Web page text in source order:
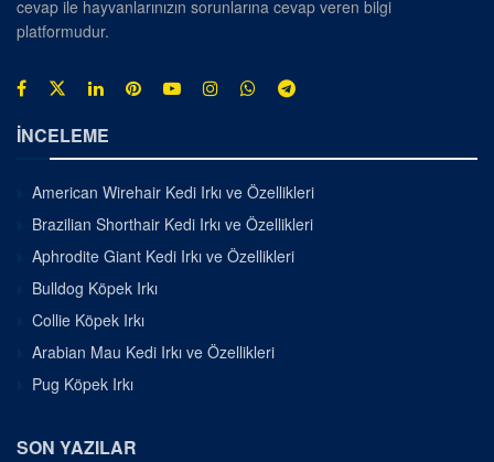
cevap ile hayvanlarınızın sorunlarına cevap veren bilgi
platformudur.
İNCELEME
American Wirehair Kedi Irkı ve Özellikleri
Brazilian Shorthair Kedi Irkı ve Özellikleri
Aphrodite Giant Kedi Irkı ve Özellikleri
Bulldog Köpek Irkı
Collie Köpek Irkı
Arabian Mau Kedi Irkı ve Özellikleri
Pug Köpek Irkı
SON YAZILAR